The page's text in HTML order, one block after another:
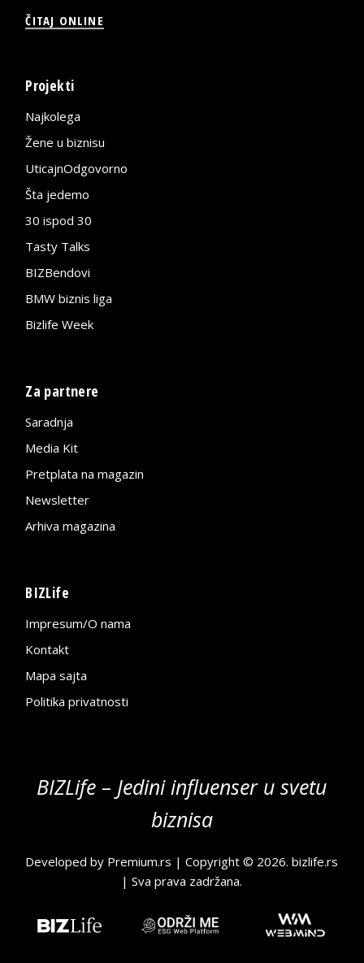
ČITAJ ONLINE
Projekti
Najkolega
Žene u biznisu
UticajnOdgovorno
Šta jedemo
30 ispod 30
Tasty Talks
BIZBendovi
BMW biznis liga
Bizlife Week
Za partnere
Saradnja
Media Kit
Pretplata na magazin
Newsletter
Arhiva magazina
BIZLife
Impresum/O nama
Kontakt
Mapa sajta
Politika privatnosti
BIZLife – Jedini influenser u svetu
biznisa
Developed by Premium.rs | Copyright © 2026.bizlife.rs
| Sva prava zadržana.